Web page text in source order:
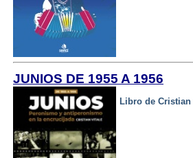
JUNIOS DE 1955 A 1956
Libro de